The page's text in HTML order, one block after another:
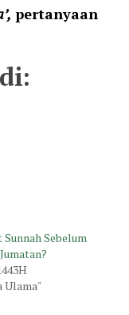
pertanyaan
Sebelum
Ulama"